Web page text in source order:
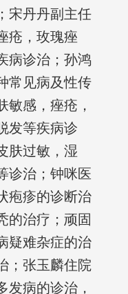
宋丹丹副主任
疮，玫瑰痤
病诊治；孙鸿
常见病及性传
敏感，痤疮，
发等疾病诊
肤过敏，湿
诊治；钟咪医
疱疹的诊断治
的治疗；顽固
疑难杂症的治
；张玉麟住院
发病的诊治，